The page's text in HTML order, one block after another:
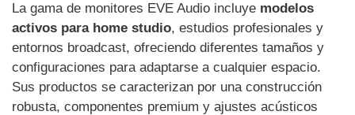
La gama de monitores EVE Audio incluye modelos
activos para home studio, estudios profesionales y
entornos broadcast, ofreciendo diferentes tamaños y
configuraciones para adaptarse a cualquier espacio.
Sus productos se caracterizan por una construcción
robusta, componentes premium y ajustes acústicos